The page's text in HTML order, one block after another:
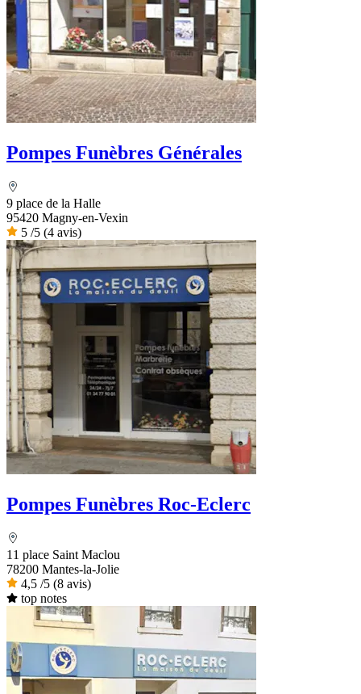
Pompes Funèbres Générales
9 place de la Halle
95420 Magny-en-Vexin
5 /5 (4 avis)
Pompes Funèbres Roc-Eclerc
11 place Saint Maclou
78200 Mantes-la-Jolie
4,5 /5 (8 avis)
top notes